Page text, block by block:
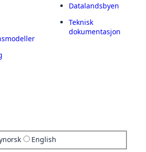
Datalandsbyen
Teknisk
dokumentasjon
English